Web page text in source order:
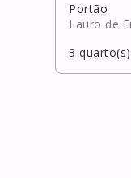
Portão
Lauro de
3 quarto(s)